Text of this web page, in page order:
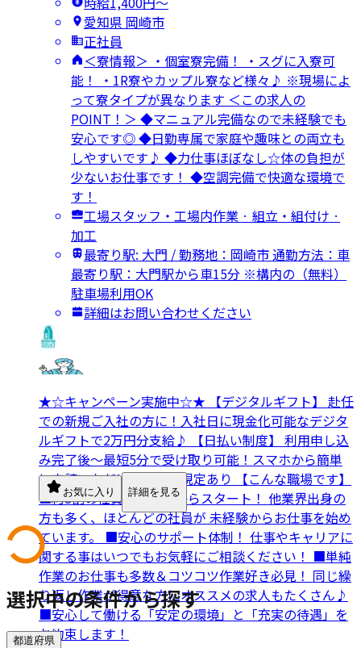
愛知県 岡崎市
正社員
＜寮情報＞ ・個室寮完備！ ・スグに入寮可
能！ ・1R寮やカップル寮など様々♪ ※現場によ
って寮タイプが異なります ＜この求人の
POINT！＞ ◆マニュアル完備なので未経験でも
安心です◎ ◆日勤専属で家庭や趣味との両立も
しやすいです♪ ◆力仕事ほぼなし☆体の負担が
少ないお仕事です！ ◆空調完備で快適な環境で
す！
工場スタッフ・工場内作業 · 組立・組付け ·
加工
最寄り駅: 大門 / 勤務地：岡崎市 通勤方法：車
最寄り駅：大門駅から車15分 ※構内の（無料）
駐車場利用OK
詳細はお問い合わせください
★☆キャンペーン実施中☆★ 【デジタルギフト】 赴任
での新規ご入社の方に！入社日に現金化可能なデジタ
ルギフトで2万円分支給♪ 【日払い制度】 利用申し込
み完了後～最短5分で受け取り可能！スマホから簡単
に申請いただけます！※規定あり 【こんな職場です】
■約8割の社員が未経験からスタート！ 他業界出身の
方も多く、ほとんどの社員が 未経験からお仕事を始め
ています。 ■安心のサポート体制！ 仕事やキャリアに
関する事はいつでもお気軽にご相談ください！ ■単純
作業のお仕事も多数＆コツコツ作業好き必見！ 同じ繰
り返し作業が得意な方にオススメの求人もたくさん♪
■安心して働ける「安定の環境」と「充実の待遇」を
お約束します！
お気に入り 詳細を見る
選択中の条件から探す
都道府県